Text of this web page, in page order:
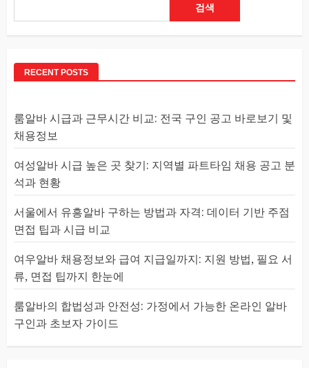
검색
RECENT POSTS
룸알바 시급과 근무시간 비교: 전국 구인 공고 바로보기 및
채용정보
여성알바 시급 높은 곳 찾기: 지역별 파트타임 채용 공고 분
석과 현황
서울에서 유흥알바 구하는 방법과 자격: 데이터 기반 주점
면접 팁과 시급 비교
여우알바 채용정보와 급여 지급일까지: 지원 방법, 필요 서
류, 면접 팁까지 한눈에
룸알바의 합법성과 안전성: 가정에서 가능한 온라인 알바
구인과 초보자 가이드